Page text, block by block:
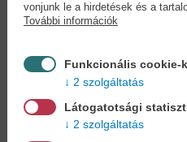
Az eltévedt cicuka -...
vonjunk le a hirdetések és a
További információk
Funkcionális cookie-k
2 szolgáltatás
Látogatotsági
2 szolgáltatás